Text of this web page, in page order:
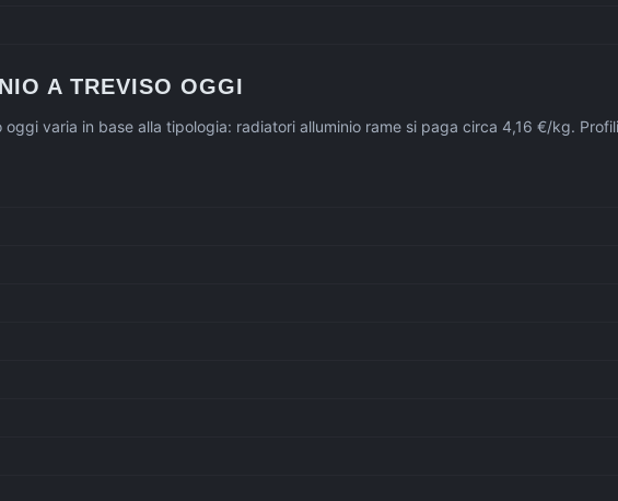
A TREVISO OGGI
oggi varia in base alla tipologia: radiatori alluminio rame si paga circa 4,16 €/kg.